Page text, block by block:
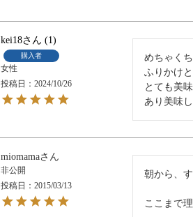
kei18 1
購入者
女性
投稿日
2024/10/26
めちゃく
ふりかけ
とても美
あり美味
miomama
非公開
投稿日
2015/03/13
朝から、
ここまで